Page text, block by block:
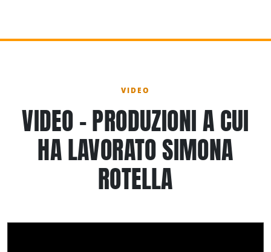
VIDEO
VIDEO - PRODUZIONI A CUI
HA LAVORATO SIMONA
ROTELLA